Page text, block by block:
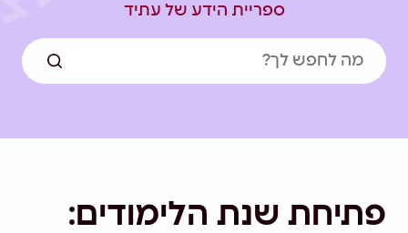
en
ספריית הידע של עתיד
פתיחת שנת הלימודים: